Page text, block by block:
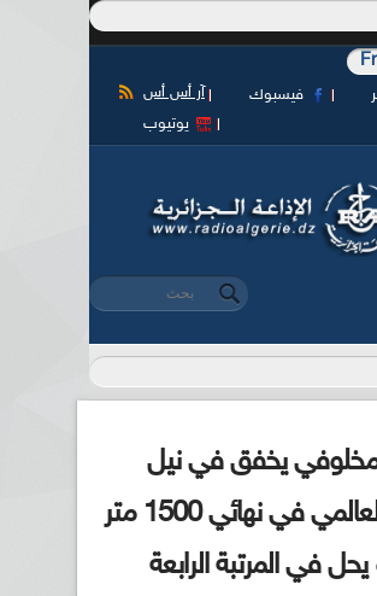
آر أس أس فيسبوك
يوتيوب
استمارة البحث
‏بحث ‏
يخفق في نيل
اللقب العالمي في نهائي 1500 متر
في المرتبة الرابعة